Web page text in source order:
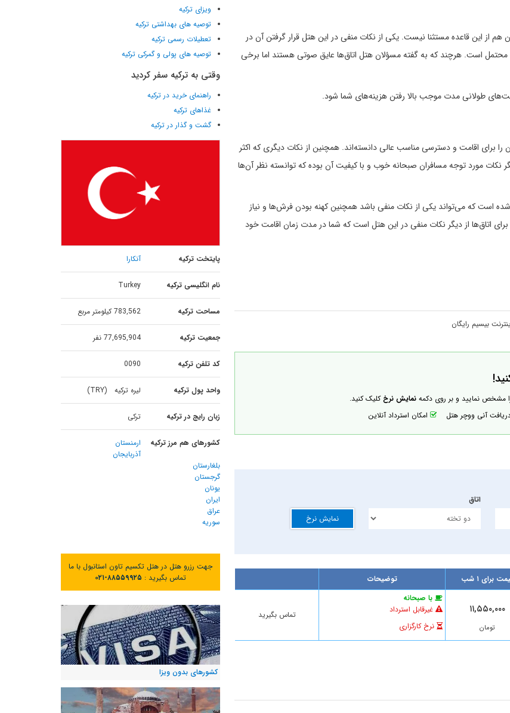
این قاعده مستثنا نیست. یکی از نکات منفی در این هتل قرار گرفتن آن در
است. هرچند که به گفته مسؤلان هتل اتاق‌ها عایق صوتی هستند اما برخی
طولانی مدت موجب بالا رفتن هزینه‌های شما شود.
را برای اقامت و دسترسی مناسب عالی دانسته‌اند. همچنین از نکات دیگری که اکثر
نکات مورد توجه مسافران صبحانه خوب و با کیفیت آن بوده که توانسته نظر آن‌ها
شده است که می‌تواند یکی از نکات منفی باشد همچنین کهنه بودن فرش‌ها و نیاز
اتاق‌ها از دیگر نکات منفی در این هتل است که شما در مدت زمان اقامت خود
بیسیم رایگان
مشخص نمایید و بر روی دکمه نمایش نرخکلیک کنید.
آنی ووچر هتل امکان استرداد آنلاین
اتاق
نمایش نرخ
برای ۱ شب توضیحات
۱۱,۵۵۰,۰۰۰
تومان
با صبحانه
غیرقابل استرداد
نرخ کارگزاری
تماس بگیرید
ویزای ترکیه
توصیه های بهداشتی ترکیه
تعطیلات رسمی ترکیه
توصیه های پولی و گمرکی ترکیه
وقتی به ترکیه سفر کردید
راهنمای خرید در ترکیه
غذاهای ترکیه
گشت و گذار در ترکیه
پایتخت ترکیه آنکارا
نام انگلیسی ترکیه Turkey
مساحت ترکیه 783,562 کیلومتر مربع
جمعیت ترکیه 77,695,904 نفر
کد تلفن ترکیه 0090
واحد پول ترکیه لیره ترکیه (TRY)
زبان رایج در ترکیه ترکی
کشورهای هم مرز ترکیه
ارمنستان
آذربایجان
بلغارستان
گرجستان
یونان
ایران
عراق
سوریه
جهت رزرو هتل در هتل تکسیم تاون استانبول با ما
تماس بگیرید : ۰۲۱-۸۸۵۵۹۹۲۵
کشورهای بدون ویزا